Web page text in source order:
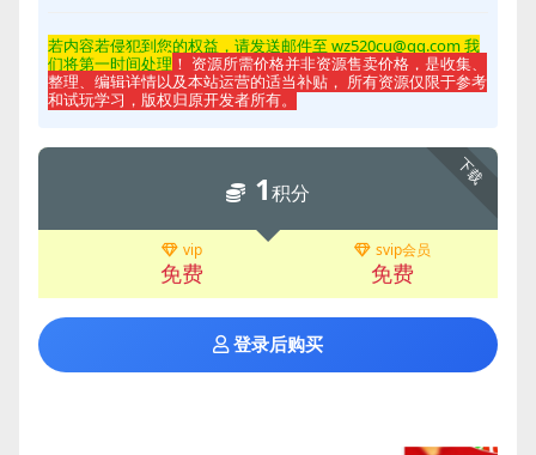
若内容若侵犯到您的权益，请发送邮件至 wz520cu@qq.com 我
们将第一时间处理 ！ 资源所需价格并非资源售卖价格，是收集、
整理、编辑详情以及本站运营的适当补贴， 所有资源仅限于参考
和试玩学习，版权归原开发者所有。
下载
1积分
vip
免费
svip会员
免费
登录后购买